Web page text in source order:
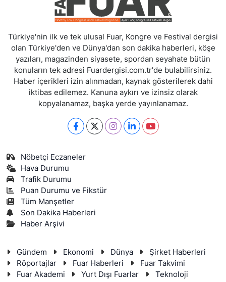
Türkiye'nin ilk ve tek ulusal Fuar, Kongre ve Festival dergisi
olan Türkiye'den ve Dünya'dan son dakika haberleri, köşe
yazıları, magazinden siyasete, spordan seyahate bütün
konuların tek adresi Fuardergisi.com.tr'de bulabilirsiniz.
Haber içerikleri izin alınmadan, kaynak gösterilerek dahi
iktibas edilemez. Kanuna aykırı ve izinsiz olarak
kopyalanamaz, başka yerde yayınlanamaz.
Nöbetçi Eczaneler
Hava Durumu
Trafik Durumu
Puan Durumu ve Fikstür
Tüm Manşetler
Son Dakika Haberleri
Haber Arşivi
Gündem Ekonomi Dünya
Şirket Haberleri
Röportajlar
Fuar Haberleri
Fuar Takvimi
Fuar Akademi
Yurt Dışı Fuarlar
Teknoloji